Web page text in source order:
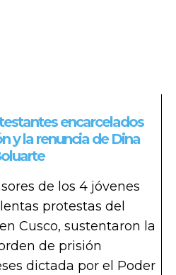
encarcelados
y la renuncia de Dina
de los 4 jóvenes
protestas del
Cusco, sustentaron la
de prisión
dictada por el Poder